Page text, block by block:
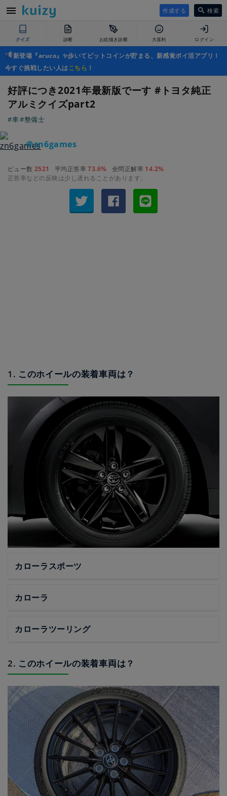
作成する 検索
クイズ 診断 お絵描き診断 大喜利 ログイン
新登場『aruco』✨歩いてビットコインが貯まる、新感覚ポイ活アプリ！
今すぐ挑戦したい人はこちら ！
好評につき2021年最新版でーす #トヨタ純正
アルミクイズpart2
#車#整備士
＠zn6games
ビュー数 2521 平均正答率73.6% 全問正解率 14.2%
正答率などの反映は少し遅れることがあります。
1. このホイールの装着車両は？
カローラスポーツ
カローラ
カローラツーリング
2. このホイールの装着車両は？